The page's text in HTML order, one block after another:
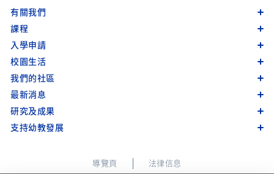
有關我們
課程
入學申請
校園生活
我們的社區
最新消息
研究及成果
支持幼教發展
導覽頁 法律信息